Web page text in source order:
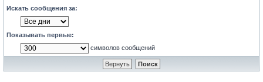
Искать сообщения за:
Показывать первые:
символов сообщений